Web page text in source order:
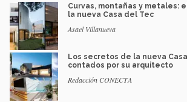
Curvas, montañas y metales:
la nueva Casa del Tec
Asael Villanueva
Los secretos de la nueva
contados por su arquitecto
Redacción CONECTA